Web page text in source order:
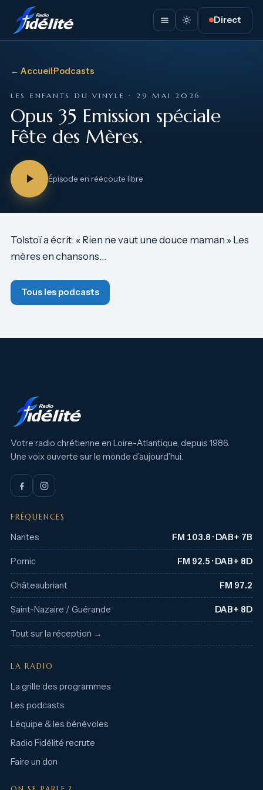
Direct
← Accueil·Podcasts
LES ENFANTS DU VINYLE · 29 MAI 2026
Opus 35 Emission spéciale
Fête des Mères.
Épisode en réécoute libre
Tolstoï a écrit: « Rien ne vaut une douce maman » Les
mères en chansons…
Tous les podcasts
Votre radio chrétienne en Loire-Atlantique, depuis 1986.
Une voix ouverte sur le monde d’aujourd’hui.
FRÉQUENCES
Nantes FM 103.8 · DAB+ 7B
Pornic FM 92.5 · DAB+ 8D
Châteaubriant FM 97.2
Saint-Nazaire / Guérande DAB+ 8D
Tout sur la réception →
LA RADIO
La grille des programmes
Les podcasts
L’équipe & les bénévoles
Radio Fidélité recrute
Faire un don